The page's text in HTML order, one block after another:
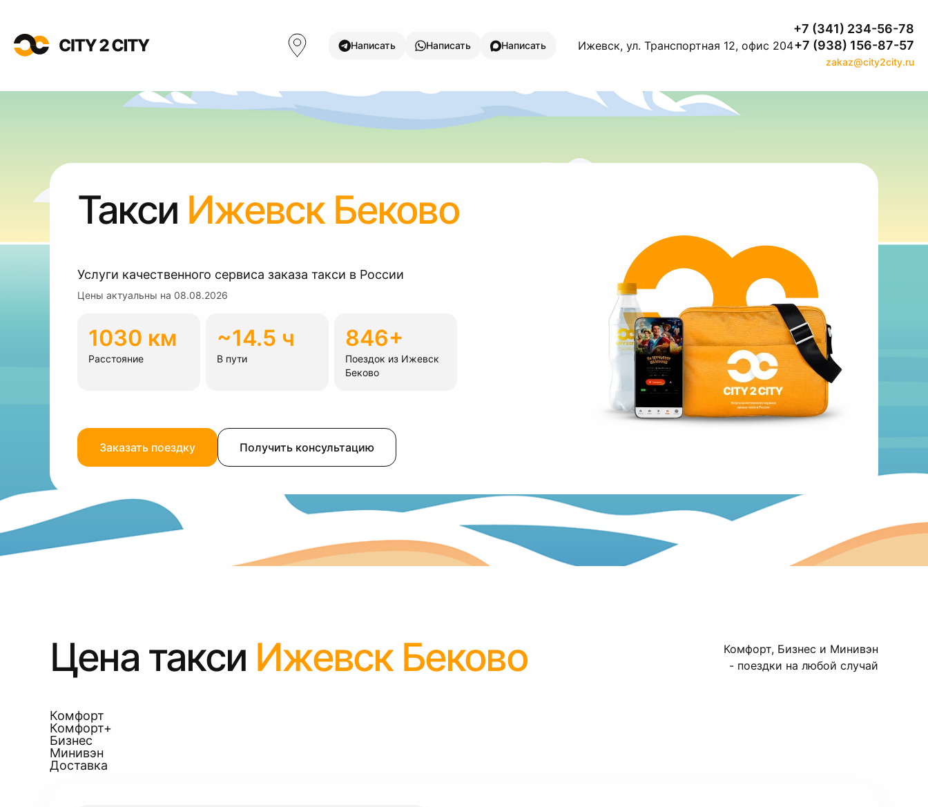
Написать Написать Написать Ижевск, ул. Транспортная 12, офис 204
+7 (341) 234-56-78
+7 (938) 156-87-57
zakaz@city2city.ru
Такси Ижевск Беково
Услуги качественного сервиса заказа такси в России
Цены актуальны на 08.08.2026
1030 км
Расстояние
~14.5 ч
В пути
846+
Поездок из Ижевск
Беково
Заказать поездку Получить консультацию
Цена такси Ижевск Беково
Комфорт, Бизнес и Минивэн
- поездки на любой случай
Комфорт
Комфорт+
Бизнес
Минивэн
Доставка